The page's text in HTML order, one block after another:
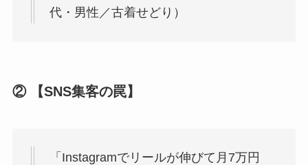
代・男性／古着せどり）
② 【SNS集客の罠】
「Instagramでリールが伸びて月7万円